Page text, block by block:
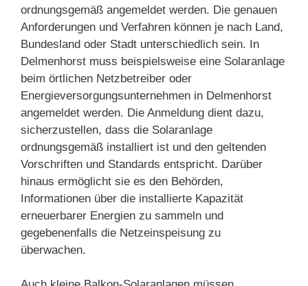
ordnungsgemäß angemeldet werden. Die genauen
Anforderungen und Verfahren können je nach Land,
Bundesland oder Stadt unterschiedlich sein. In
Delmenhorst muss beispielsweise eine Solaranlage
beim örtlichen Netzbetreiber oder
Energieversorgungsunternehmen in Delmenhorst
angemeldet werden. Die Anmeldung dient dazu,
sicherzustellen, dass die Solaranlage
ordnungsgemäß installiert ist und den geltenden
Vorschriften und Standards entspricht. Darüber
hinaus ermöglicht sie es den Behörden,
Informationen über die installierte Kapazität
erneuerbarer Energien zu sammeln und
gegebenenfalls die Netzeinspeisung zu
überwachen.